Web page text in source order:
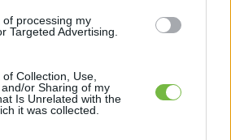
processing my
Targeted Advertising.
Collection, Use,
or Sharing of my
Is Unrelated with the
it was collected.
korban!
hitt étel, ami valójában csak kilókat